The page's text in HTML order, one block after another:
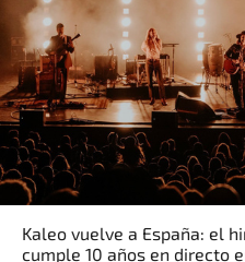
Kaleo vuelve a España: el
cumple 10 años en directo